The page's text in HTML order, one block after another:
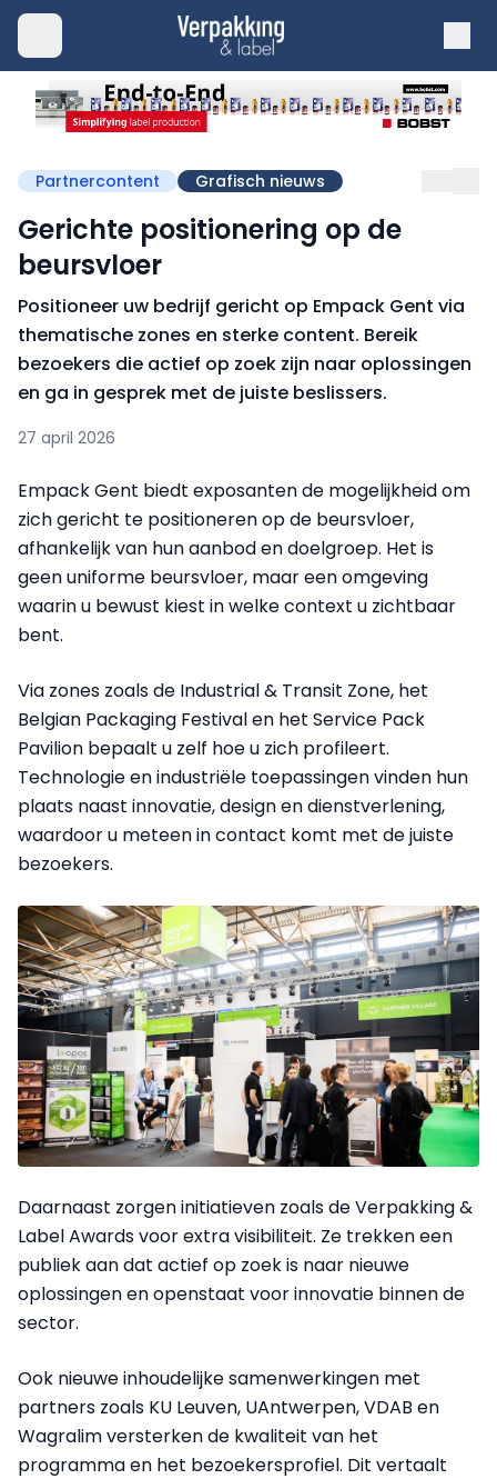
Partnercontent Grafisch nieuws
Gerichte positionering op de
beursvloer
Positioneer uw bedrijf gericht op Empack Gent via
thematische zones en sterke content. Bereik
bezoekers die actief op zoek zijn naar oplossingen
en ga in gesprek met de juiste beslissers.
27 april 2026
Empack Gent biedt exposanten de mogelijkheid om
zich gericht te positioneren op de beursvloer,
afhankelijk van hun aanbod en doelgroep. Het is
geen uniforme beursvloer, maar een omgeving
waarin u bewust kiest in welke context u zichtbaar
bent.
Via zones zoals de Industrial & Transit Zone, het
Belgian Packaging Festival en het Service Pack
Pavilion bepaalt u zelf hoe u zich profileert.
Technologie en industriële toepassingen vinden hun
plaats naast innovatie, design en dienstverlening,
waardoor u meteen in contact komt met de juiste
bezoekers.
Daarnaast zorgen initiatieven zoals de Verpakking &
Label Awards voor extra visibiliteit. Ze trekken een
publiek aan dat actief op zoek is naar nieuwe
oplossingen en openstaat voor innovatie binnen de
sector.
Ook nieuwe inhoudelijke samenwerkingen met
partners zoals KU Leuven, UAntwerpen, VDAB en
Wagralim versterken de kwaliteit van het
programma en het bezoekersprofiel. Dit vertaalt